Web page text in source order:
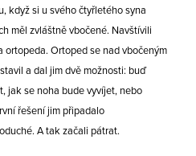
když si u svého čtyřletého syna
měl zvláštně vbočené. Navštívili
ortopeda. Ortoped se nad vbočeným
a dal jim dvě možnosti: buď
jak se noha bude vyvíjet, nebo
řešení jim připadalo
A tak začali pátrat.